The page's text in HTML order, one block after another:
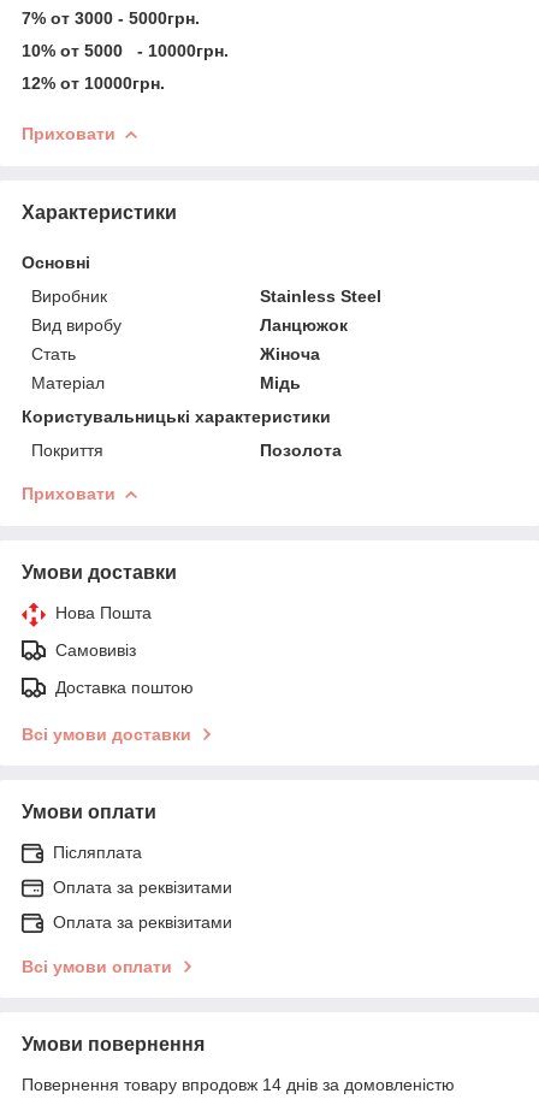
7% от 3000 - 5000грн.
10% от 5000 - 10000грн.
12% от 10000грн.
Приховати
Характеристики
Основні
Виробник
Stainless Steel
Вид виробу
Ланцюжок
Стать
Жіноча
Матеріал
Мідь
Користувальницькі характеристики
Покриття
Позолота
Приховати
Умови доставки
Нова Пошта
Самовивіз
Доставка поштою
Всі умови доставки
Умови оплати
Післяплата
Оплата за реквізитами
Оплата за реквізитами
Всі умови оплати
Умови повернення
Повернення товару впродовж 14 днів за домовленістю